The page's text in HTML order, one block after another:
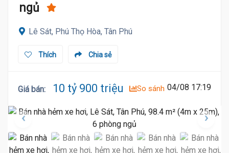
ngủ
Lê Sát, Phú Thọ Hòa, Tân Phú
Chia sẻ
Thích
Giá bán: 10 tỷ 900 triệu So sánh 04/08 17:19